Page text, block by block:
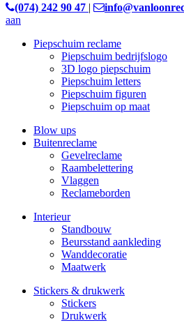
(074) 242 90 47
aan
Piepschuim reclame
Piepschuim bedrijfslogo
3D logo piepschuim
Piepschuim letters
Piepschuim figuren
Piepschuim op maat
Blow ups
Buitenreclame
Gevelreclame
Raambelettering
Vlaggen
Reclameborden
Interieur
Standbouw
Beursstand aankleding
Wanddecoratie
Maatwerk
Stickers & drukwerk
Stickers
Drukwerk